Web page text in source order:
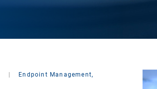
Endpoint Management,